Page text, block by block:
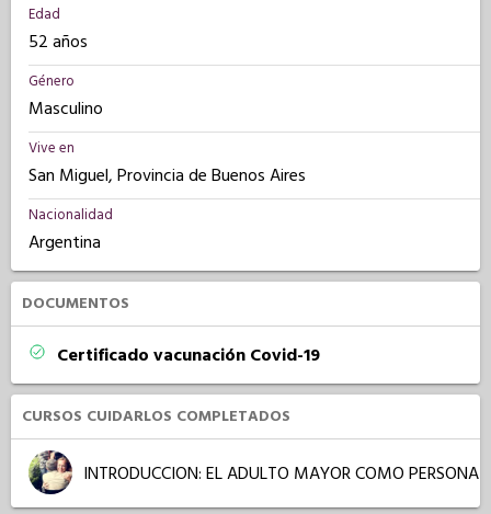
Edad
52 años
Género
Masculino
Vive en
San Miguel, Provincia de Buenos Aires
Nacionalidad
Argentina
DOCUMENTOS
Certificado vacunación Covid-19
CURSOS CUIDARLOS COMPLETADOS
INTRODUCCION: EL ADULTO MAYOR COMO PERSONA